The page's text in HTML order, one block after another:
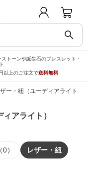
search
トーンや誕生石のブレスレット・
以上のご注文で送料無料
ー・紐（ユーディアライト）
アライト）
） レザー・紐